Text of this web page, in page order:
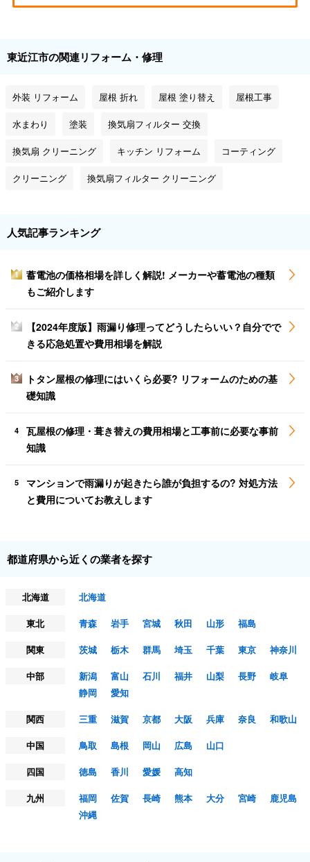
東近江市の関連リフォーム・修理
外装 リフォーム 屋根 折れ 屋根 塗り替え 屋根工事
水まわり 塗装 換気扇フィルター 交換
換気扇 クリーニング キッチン リフォーム コーティング
クリーニング 換気扇フィルター クリーニング
人気記事ランキング
1
蓄電池の価格相場を詳しく解説! メーカーや蓄電池の種類
もご紹介します
2
【2024年度版】雨漏り修理ってどうしたらいい？自分でで
きる応急処置や費用相場を解説
3
トタン屋根の修理にはいくら必要? リフォームのための基
礎知識
4
瓦屋根の修理・葺き替えの費用相場と工事前に必要な事前
知識
5
マンションで雨漏りが起きたら誰が負担するの? 対処方法
と費用についてお教えします
都道府県から近くの業者を探す
北海道
北海道
東北
青森 岩手 宮城 秋田 山形
福島
関東
茨城 栃木 群馬 埼玉 千葉 東京
神奈川
中部
新潟 富山 石川 福井 山梨 長野
岐阜
静岡
愛知
関西
三重 滋賀 京都 大阪 兵庫 奈良
和歌山
中国
鳥取 島根 岡山 広島
山口
四国
徳島 香川 愛媛
高知
九州
福岡 佐賀 長崎 熊本 大分 宮崎
鹿児島
沖縄